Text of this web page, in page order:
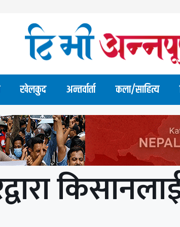
खेलकुद अन्तर्वार्ता कला/साहित्य